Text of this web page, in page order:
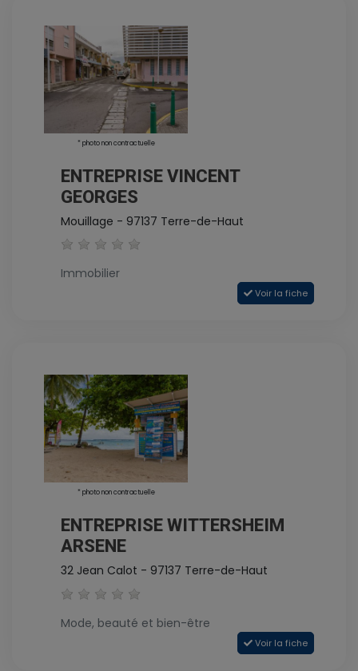
* photo non contractuelle
ENTREPRISE VINCENT
GEORGES
Mouillage - 97137 Terre-de-Haut
Immobilier
Voir la fiche
* photo non contractuelle
ENTREPRISE WITTERSHEIM
ARSENE
32 Jean Calot - 97137 Terre-de-Haut
Mode, beauté et bien-être
Voir la fiche